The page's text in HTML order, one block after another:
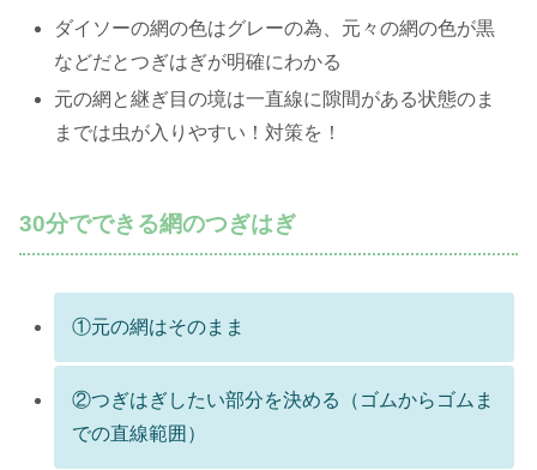
ダイソーの網の色はグレーの為、元々の網の色が黒
などだとつぎはぎが明確にわかる
元の網と継ぎ目の境は一直線に隙間がある状態のま
までは虫が入りやすい！対策を！
30分でできる網のつぎはぎ
①元の網はそのまま
②つぎはぎしたい部分を決める（ゴムからゴムま
での直線範囲）